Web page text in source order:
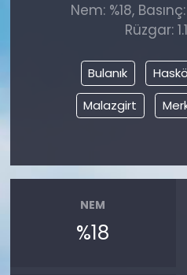
Nem: %18,
Rüzgar:
Bulanık
Malazgirt
NEM
%18